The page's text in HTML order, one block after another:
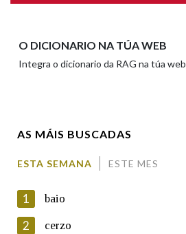
O DICIONARIO NA TÚA WEB
Integra o dicionario da RAG na túa web
AS MÁIS BUSCADAS
ESTA SEMANA ESTE MES
1 baio
2 cerzo